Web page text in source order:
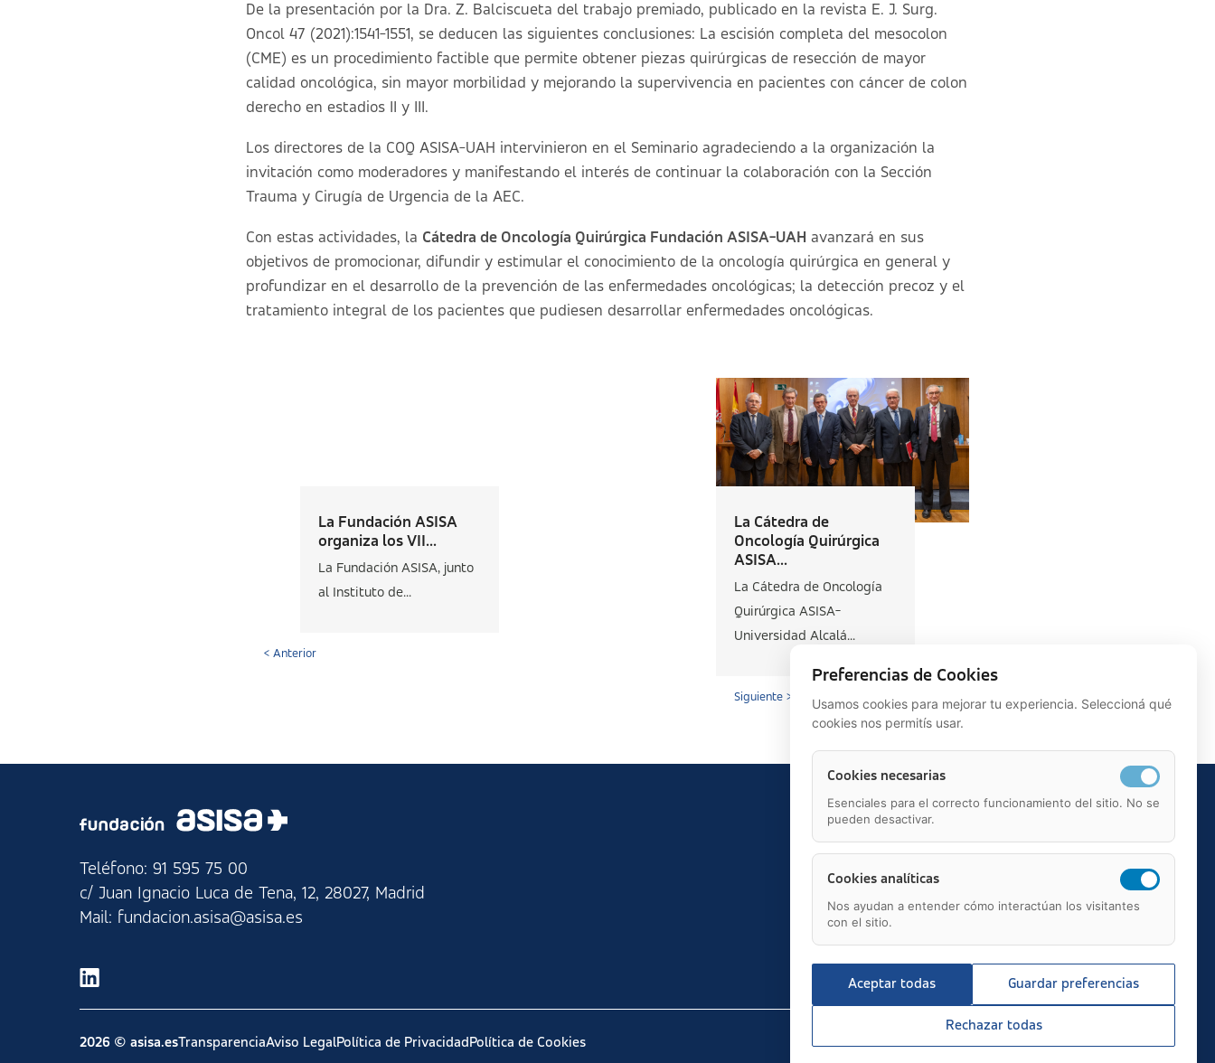
De la presentación por la Dra. Z. Balciscueta del trabajo premiado, publicado en la revista E. J. Surg.
Oncol 47 (2021):1541-1551, se deducen las siguientes conclusiones: La escisión completa del mesocolon
(CME) es un procedimiento factible que permite obtener piezas quirúrgicas de resección de mayor
calidad oncológica, sin mayor morbilidad y mejorando la supervivencia en pacientes con cáncer de colon
derecho en estadios II y III.
Los directores de la COQ ASISA-UAH intervinieron en el Seminario agradeciendo a la organización la
invitación como moderadores y manifestando el interés de continuar la colaboración con la Sección
Trauma y Cirugía de Urgencia de la AEC.
Con estas actividades, la Cátedra de Oncología Quirúrgica Fundación ASISA-UAH avanzará en sus
objetivos de promocionar, difundir y estimular el conocimiento de la oncología quirúrgica en general y
profundizar en el desarrollo de la prevención de las enfermedades oncológicas; la detección precoz y el
tratamiento integral de los pacientes que pudiesen desarrollar enfermedades oncológicas.
La Fundación ASISA
organiza los VII...
La Fundación ASISA, junto
al Instituto de...
< Anterior
La Cátedra de
Oncología Quirúrgica
ASISA...
La Cátedra de Oncología
Quirúrgica ASISA-
Universidad Alcalá...
Siguiente >
Teléfono: 91 595 75 00
c/ Juan Ignacio Luca de Tena, 12, 28027, Madrid
Mail: fundacion.asisa@asisa.es
2026 © asisa.esTransparenciaAviso LegalPolítica de Privacidad Política de Cookies
Preferencias de Cookies
Usamos cookies para mejorar tu experiencia. Seleccioná qué
cookies nos permitís usar.
Cookies necesarias
Esenciales para el correcto funcionamiento del sitio. No se
pueden desactivar.
Cookies analíticas
Nos ayudan a entender cómo interactúan los visitantes
con el sitio.
Aceptar todas Guardar preferencias
Rechazar todas